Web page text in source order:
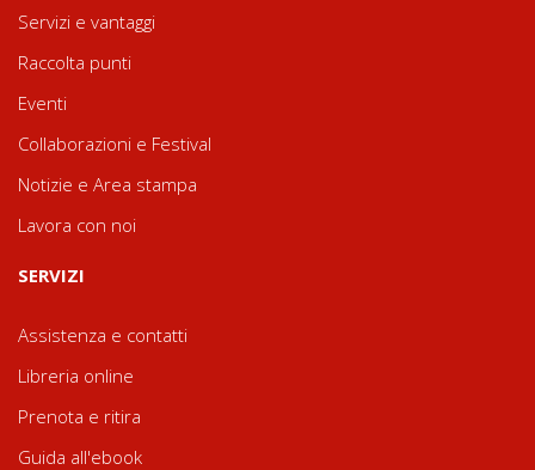
Servizi e vantaggi
Raccolta punti
Eventi
Collaborazioni e Festival
Notizie e Area stampa
Lavora con noi
SERVIZI
Assistenza e contatti
Libreria online
Prenota e ritira
Guida all'ebook